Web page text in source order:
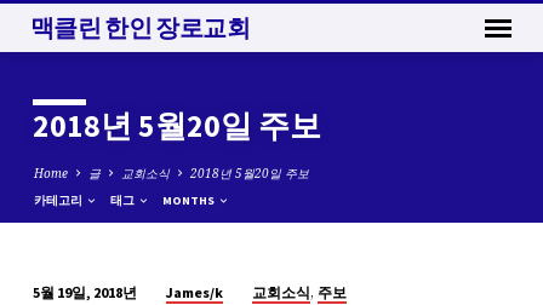
맥클린 한인 장로교회
2018년 5월20일 주보
Home 글 교회소식 2018년 5월20일 주보
카테고리 태그 MONTHS
5월 19일, 2018년 James/k 교회소식, 주보